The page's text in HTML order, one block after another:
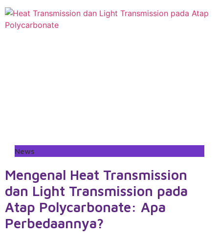
News
Mengenal Heat Transmission
dan Light Transmission pada
Atap Polycarbonate: Apa
Perbedaannya?